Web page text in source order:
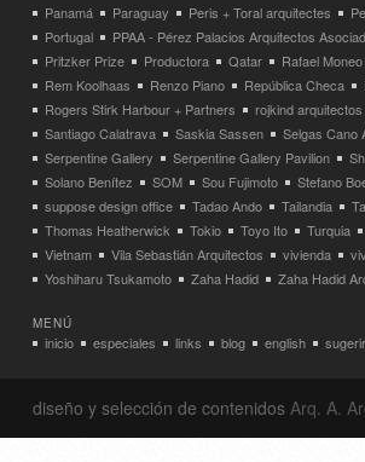
Panamá
Paraguay Peris + Toral arquitectes
Portugal
PPAA - Pérez Palacios Arquitectos
Pritzker Prize
Productora Qatar Rafael Moneo
Rem Koolhaas
Renzo Piano República Checa
Rogers Stirk Harbour + Partners
rojkind arquitectos
Santiago Calatrava
Saskia Sassen Selgas Cano
Serpentine Gallery
Serpentine Gallery Pavilion
Solano Benítez
SOM Sou Fujimoto Stefano
suppose design office
Tadao Ando Tailandia
Thomas Heatherwick
Tokio Toyo Ito Turquia
Vietnam
Vila Sebastián Arquitectos vivienda
Yoshiharu Tsukamoto
Zaha Hadid Zaha Hadid
MENÚ
inicio especiales links blog english
diseño y selección de contenidos Arq. A.